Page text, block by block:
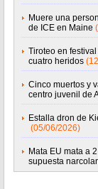
Muere una
de ICE en Maine
Tiroteo en
cuatro heridos
Cinco muertos y
centro juvenil de
Estalla dron de
(05/06/2026)
Mata EU mata a
supuesta